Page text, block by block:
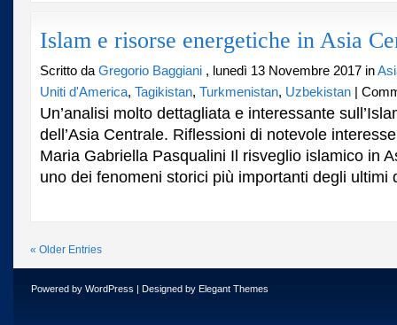
Islam e risorse energetiche in Asia
Scritto da Gregorio Baggiani , lunedì 13 Novembre 2017 in
Uniti d'America, Tagikistan, Turkmenistan, Uzbekistan
Un’analisi molto dettagliata e interessante
dell’Asia Centrale. Riflessioni di notevole
Maria Gabriella Pasqualini Il risveglio islamico in
uno dei fenomeni storici più importanti degli ultimi
« Older Entries
Powered by WordPress | Designed by Elegant Themes